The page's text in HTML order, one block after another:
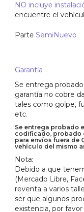
NO incluye
encuentre el
Parte SemiNuevo
Garantía
Se entrega
garantía no cobre
tales como golpe,
etc.
Se entrega probado
codificado, probado
para envíos fuera de
vehículo del mismo
Nota:
Debido a que
(Mercado Libre,
reventa a varios
ser que algunos
existencia, por